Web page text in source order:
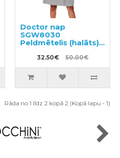
Doctor nap
SGW8030
Peldmētelis (halāts)
grūtniecēm
32.50€ 50.00€
Rāda no 1 līdz 2 kopā 2 (Kopā lapu - 1)